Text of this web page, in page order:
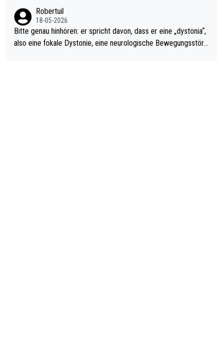
Robertuil
18-05-2026
Bitte genau hinhören: er spricht davon, dass er eine „dystonia“,
also eine fokale Dystonie, eine neurologische Bewegungsstöru